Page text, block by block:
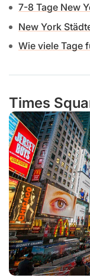
7-8 Tage New
New York
Wie viele Tage
Times